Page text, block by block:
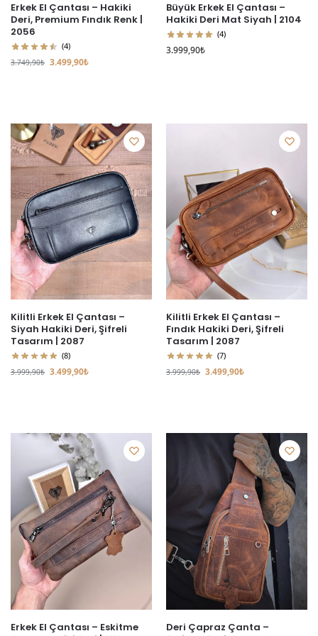
Erkek El Çantası – Hakiki
Deri, Premium Fındık Renk |
2056
(4)
3.749,90₺ 3.499,90₺
Büyük Erkek El Çantası –
Hakiki Deri Mat Siyah | 2104
(4)
3.999,90₺
Kilitli Erkek El Çantası –
Siyah Hakiki Deri, Şifreli
Tasarım | 2087
(8)
3.999,90₺ 3.499,90₺
Kilitli Erkek El Çantası –
Fındık Hakiki Deri, Şifreli
Tasarım | 2087
(7)
3.999,90₺ 3.499,90₺
Erkek El Çantası – Eskitme
Deri Çapraz Çanta –